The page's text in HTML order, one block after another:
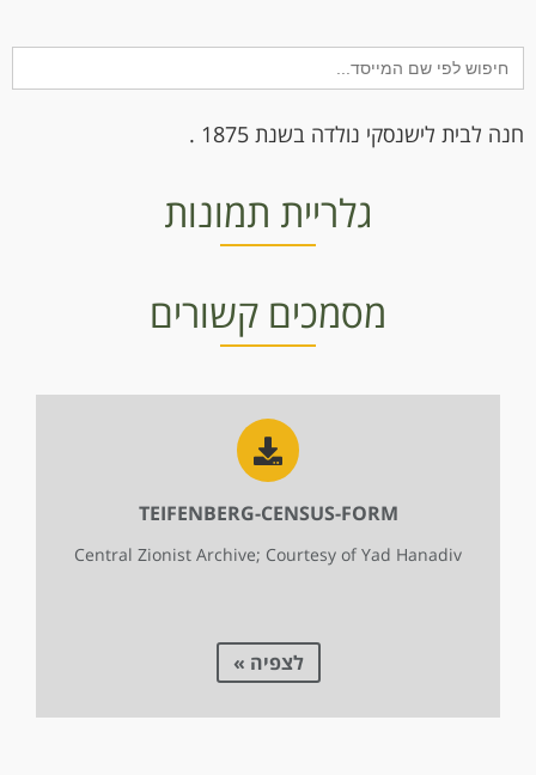
Search
for:
חנה לבית לישנסקי נולדה בשנת 1875 .
גלריית תמונות
מסמכים קשורים
TEIFENBERG-CENSUS-FORM
Central Zionist Archive; Courtesy of Yad Hanadiv
לצפיה »